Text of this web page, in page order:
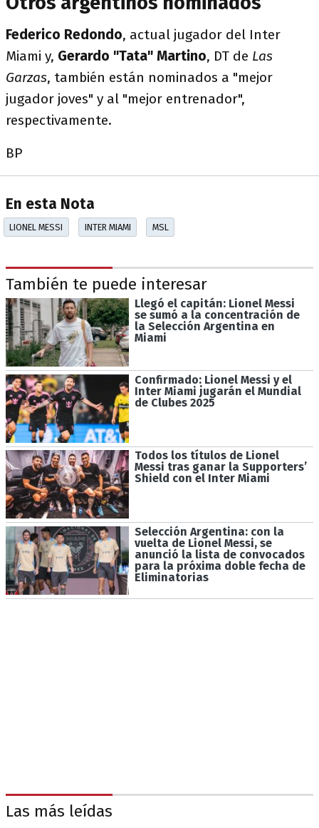
Federico Redondo, actual jugador del Inter
Miami y, Gerardo "Tata" Martino, DT de Las
Garzas, también están nominados a "mejor
jugador joves" y al "mejor entrenador",
respectivamente.
BP
En esta Nota
LIONEL MESSI INTER MIAMI MSL
También te puede interesar
Llegó el capitán: Lionel Messi
se sumó a la concentración de
la Selección Argentina en
Miami
Confirmado: Lionel Messi y el
Inter Miami jugarán el Mundial
de Clubes 2025
Todos los títulos de Lionel
Messi tras ganar la Supporters’
Shield con el Inter Miami
Selección Argentina: con la
vuelta de Lionel Messi, se
anunció la lista de convocados
para la próxima doble fecha de
Eliminatorias
Las más leídas